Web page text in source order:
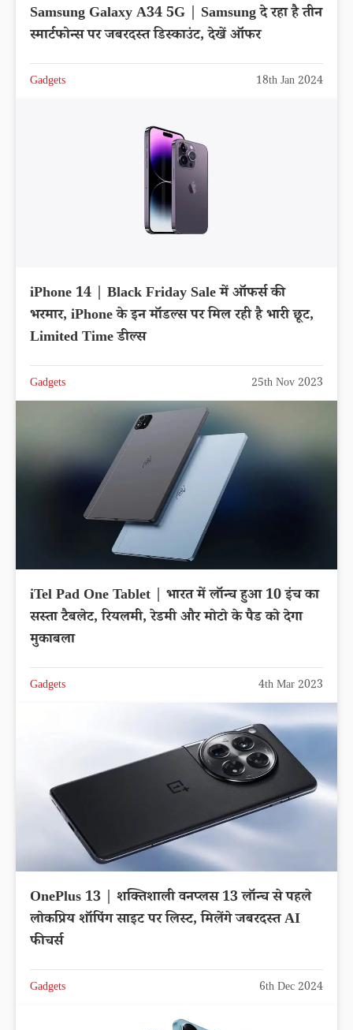
Samsung Galaxy A34 5G | Samsung दे रहा है तीन
स्मार्टफोन्स पर जबरदस्त डिस्काउंट, देखें ऑफर
Gadgets 18th Jan 2024
iPhone 14 | Black Friday Sale में ऑफर्स की
भरमार, iPhone के इन मॉडल्स पर मिल रही है भारी छूट,
Limited Time डील्स
Gadgets 25th Nov 2023
iTel Pad One Tablet | भारत में लॉन्च हुआ 10 इंच का
सस्ता टैबलेट, रियलमी, रेडमी और मोटो के पैड को देगा
मुकाबला
Gadgets 4th Mar 2023
OnePlus 13 | शक्तिशाली वनप्लस 13 लॉन्च से पहले
लोकप्रिय शॉपिंग साइट पर लिस्ट, मिलेंगे जबरदस्त AI
फीचर्स
Gadgets 6th Dec 2024